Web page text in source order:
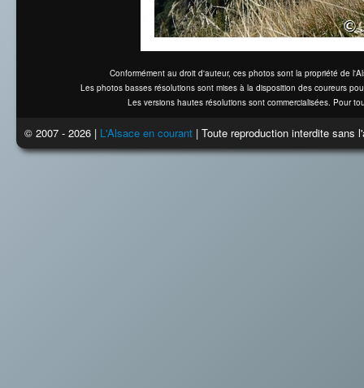
Conformément au droit d'auteur, ces photos sont la propriété de
Les photos basses résolutions sont mises à la disposition des coureurs
Les versions hautes résolutions sont commercialisées. Pour
© 2007 - 2026 | L'Alsace en courant | Toute reproduction interdite sans